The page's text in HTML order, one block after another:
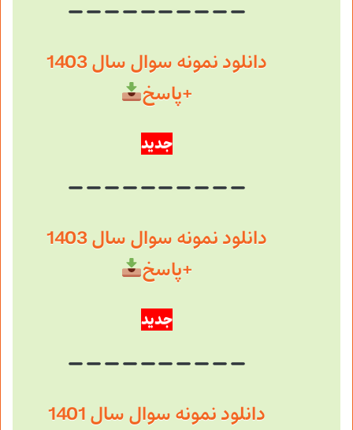
دانلود نمونه سوال سال 1403
+پاسخ
جدید
دانلود نمونه سوال سال 1403
+پاسخ
جدید
دانلود نمونه سوال سال 1401